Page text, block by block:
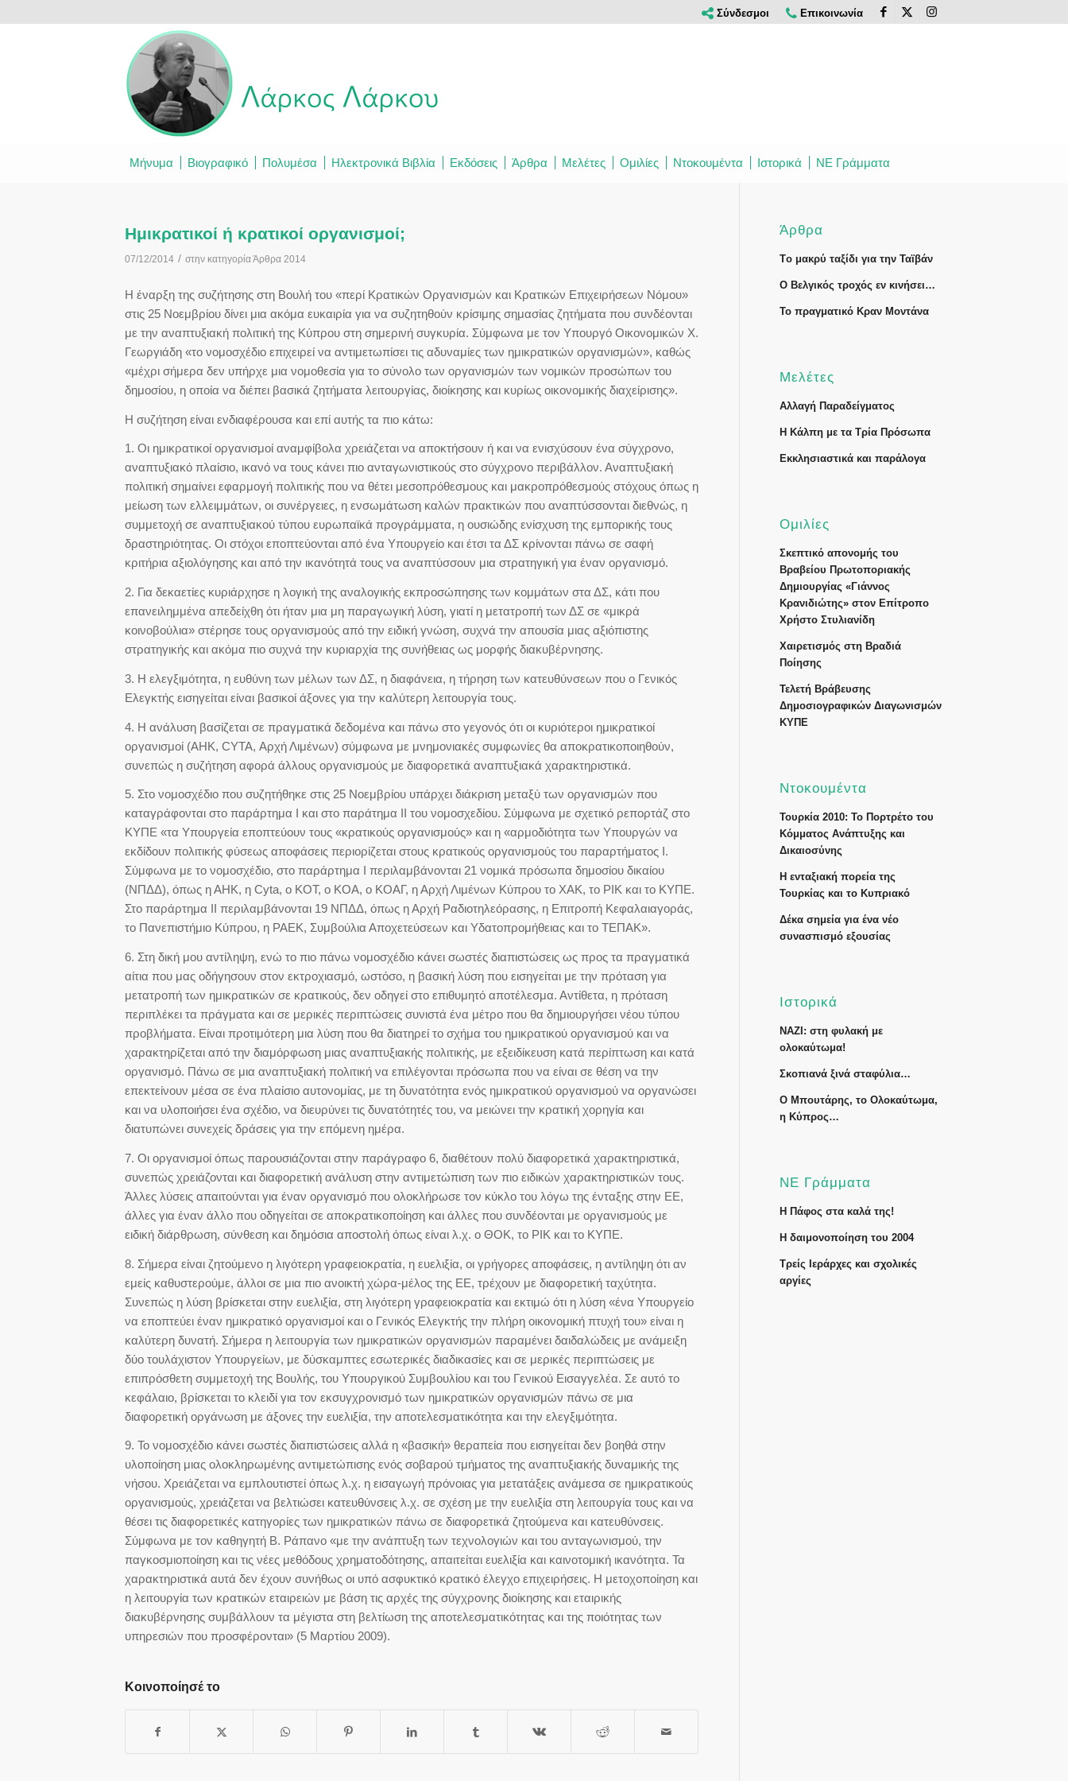
Σύνδεσμοι Επικοινωνία
Μήνυμα Βιογραφικό Πολυμέσα Ηλεκτρονικά Βιβλία Εκδόσεις Άρθρα Μελέτες Ομιλίες Ντοκουμέντα Ιστορικά ΝΕ Γράμματα
Ημικρατικοί ή κρατικοί οργανισμοί;
07/12/2014 / στην κατηγορίαΆρθρα 2014
Η έναρξη της συζήτησης στη Βουλή του «περί Κρατικών Οργανισμών και Κρατικών Επιχειρήσεων Νόμου»
στις 25 Νοεμβρίου δίνει μια ακόμα ευκαιρία για να συζητηθούν κρίσιμης σημασίας ζητήματα που συνδέονται
με την αναπτυξιακή πολιτική της Κύπρου στη σημερινή συγκυρία. Σύμφωνα με τον Υπουργό Οικονομικών Χ.
Γεωργιάδη «το νομοσχέδιο επιχειρεί να αντιμετωπίσει τις αδυναμίες των ημικρατικών οργανισμών», καθώς
«μέχρι σήμερα δεν υπήρχε μια νομοθεσία για το σύνολο των οργανισμών των νομικών προσώπων του
δημοσίου, η οποία να διέπει βασικά ζητήματα λειτουργίας, διοίκησης και κυρίως οικονομικής διαχείρισης».
Η συζήτηση είναι ενδιαφέρουσα και επί αυτής τα πιο κάτω:
1. Οι ημικρατικοί οργανισμοί αναμφίβολα χρειάζεται να αποκτήσουν ή και να ενισχύσουν ένα σύγχρονο,
αναπτυξιακό πλαίσιο, ικανό να τους κάνει πιο ανταγωνιστικούς στο σύγχρονο περιβάλλον. Αναπτυξιακή
πολιτική σημαίνει εφαρμογή πολιτικής που να θέτει μεσοπρόθεσμους και μακροπρόθεσμούς στόχους όπως η
μείωση των ελλειμμάτων, οι συνέργειες, η ενσωμάτωση καλών πρακτικών που αναπτύσσονται διεθνώς, η
συμμετοχή σε αναπτυξιακού τύπου ευρωπαϊκά προγράμματα, η ουσιώδης ενίσχυση της εμπορικής τους
δραστηριότητας. Οι στόχοι εποπτεύονται από ένα Υπουργείο και έτσι τα ΔΣ κρίνονται πάνω σε σαφή
κριτήρια αξιολόγησης και από την ικανότητά τους να αναπτύσσουν μια στρατηγική για έναν οργανισμό.
2. Για δεκαετίες κυριάρχησε η λογική της αναλογικής εκπροσώπησης των κομμάτων στα ΔΣ, κάτι που
επανειλημμένα απεδείχθη ότι ήταν μια μη παραγωγική λύση, γιατί η μετατροπή των ΔΣ σε «μικρά
κοινοβούλια» στέρησε τους οργανισμούς από την ειδική γνώση, συχνά την απουσία μιας αξιόπιστης
στρατηγικής και ακόμα πιο συχνά την κυριαρχία της συνήθειας ως μορφής διακυβέρνησης.
3. Η ελεγξιμότητα, η ευθύνη των μέλων των ΔΣ, η διαφάνεια, η τήρηση των κατευθύνσεων που ο Γενικός
Ελεγκτής εισηγείται είναι βασικοί άξονες για την καλύτερη λειτουργία τους.
4. Η ανάλυση βασίζεται σε πραγματικά δεδομένα και πάνω στο γεγονός ότι οι κυριότεροι ημικρατικοί
οργανισμοί (ΑΗΚ, CYTA, Αρχή Λιμένων) σύμφωνα με μνημονιακές συμφωνίες θα αποκρατικοποιηθούν,
συνεπώς η συζήτηση αφορά άλλους οργανισμούς με διαφορετικά αναπτυξιακά χαρακτηριστικά.
5. Στο νομοσχέδιο που συζητήθηκε στις 25 Νοεμβρίου υπάρχει διάκριση μεταξύ των οργανισμών που
καταγράφονται στο παράρτημα Ι και στο παράτημα ΙΙ του νομοσχεδίου. Σύμφωνα με σχετικό ρεπορτάζ στο
ΚΥΠΕ «τα Υπουργεία εποπτεύουν τους «κρατικούς οργανισμούς» και η «αρμοδιότητα των Υπουργών να
εκδίδουν πολιτικής φύσεως αποφάσεις περιορίζεται στους κρατικούς οργανισμούς του παραρτήματος Ι.
Σύμφωνα με το νομοσχέδιο, στο παράρτημα Ι περιλαμβάνονται 21 νομικά πρόσωπα δημοσίου δικαίου
(ΝΠΔΔ), όπως η ΑΗΚ, η Cyta, ο ΚΟΤ, o KOA, o ΚΟΑΓ, η Αρχή Λιμένων Κύπρου το ΧΑΚ, το ΡΙΚ και το ΚΥΠΕ.
Στο παράρτημα ΙΙ περιλαμβάνονται 19 ΝΠΔΔ, όπως η Αρχή Ραδιοτηλεόρασης, η Επιτροπή Κεφαλαιαγοράς,
το Πανεπιστήμιο Κύπρου, η ΡΑΕΚ, Συμβούλια Αποχετεύσεων και Υδατοπρομήθειας και το ΤΕΠΑΚ».
6. Στη δική μου αντίληψη, ενώ το πιο πάνω νομοσχέδιο κάνει σωστές διαπιστώσεις ως προς τα πραγματικά
αίτια που μας οδήγησουν στον εκτροχιασμό, ωστόσο, η βασική λύση που εισηγείται με την πρόταση για
μετατροπή των ημικρατικών σε κρατικούς, δεν οδηγεί στο επιθυμητό αποτέλεσμα. Αντίθετα, η πρόταση
περιπλέκει τα πράγματα και σε μερικές περιπτώσεις συνιστά ένα μέτρο που θα δημιουργήσει νέου τύπου
προβλήματα. Είναι προτιμότερη μια λύση που θα διατηρεί το σχήμα του ημικρατικού οργανισμού και να
χαρακτηρίζεται από την διαμόρφωση μιας αναπτυξιακής πολιτικής, με εξειδίκευση κατά περίπτωση και κατά
οργανισμό. Πάνω σε μια αναπτυξιακή πολιτική να επιλέγονται πρόσωπα που να είναι σε θέση να την
επεκτείνουν μέσα σε ένα πλαίσιο αυτονομίας, με τη δυνατότητα ενός ημικρατικού οργανισμού να οργανώσει
και να υλοποιήσει ένα σχέδιο, να διευρύνει τις δυνατότητές του, να μειώνει την κρατική χορηγία και
διατυπώνει συνεχείς δράσεις για την επόμενη ημέρα.
7. Οι οργανισμοί όπως παρουσιάζονται στην παράγραφο 6, διαθέτουν πολύ διαφορετικά χαρακτηριστικά,
συνεπώς χρειάζονται και διαφορετική ανάλυση στην αντιμετώπιση των πιο ειδικών χαρακτηριστικών τους.
Άλλες λύσεις απαιτούνται για έναν οργανισμό που ολοκλήρωσε τον κύκλο του λόγω της ένταξης στην ΕΕ,
άλλες για έναν άλλο που οδηγείται σε αποκρατικοποίηση και άλλες που συνδέονται με οργανισμούς με
ειδική διάρθρωση, σύνθεση και δημόσια αποστολή όπως είναι λ.χ. ο ΘΟΚ, το ΡΙΚ και το ΚΥΠΕ.
8. Σήμερα είναι ζητούμενο η λιγότερη γραφειοκρατία, η ευελιξία, οι γρήγορες αποφάσεις, η αντίληψη ότι αν
εμείς καθυστερούμε, άλλοι σε μια πιο ανοικτή χώρα-μέλος της ΕΕ, τρέχουν με διαφορετική ταχύτητα.
Συνεπώς η λύση βρίσκεται στην ευελιξία, στη λιγότερη γραφειοκρατία και εκτιμώ ότι η λύση «ένα Υπουργείο
να εποπτεύει έναν ημικρατικό οργανισμοί και ο Γενικός Ελεγκτής την πλήρη οικονομική πτυχή του» είναι η
καλύτερη δυνατή. Σήμερα η λειτουργία των ημικρατικών οργανισμών παραμένει δαιδαλώδεις με ανάμειξη
δύο τουλάχιστον Υπουργείων, με δύσκαμπτες εσωτερικές διαδικασίες και σε μερικές περιπτώσεις με
επιπρόσθετη συμμετοχή της Βουλής, του Υπουργικού Συμβουλίου και του Γενικού Εισαγγελέα. Σε αυτό το
κεφάλαιο, βρίσκεται το κλειδί για τον εκσυγχρονισμό των ημικρατικών οργανισμών πάνω σε μια
διαφορετική οργάνωση με άξονες την ευελιξία, την αποτελεσματικότητα και την ελεγξιμότητα.
9. Το νομοσχέδιο κάνει σωστές διαπιστώσεις αλλά η «βασική» θεραπεία που εισηγείται δεν βοηθά στην
υλοποίηση μιας ολοκληρωμένης αντιμετώπισης ενός σοβαρού τμήματος της αναπτυξιακής δυναμικής της
νήσου. Χρειάζεται να εμπλουτιστεί όπως λ.χ. η εισαγωγή πρόνοιας για μετατάξεις ανάμεσα σε ημικρατικούς
οργανισμούς, χρειάζεται να βελτιώσει κατευθύνσεις λ.χ. σε σχέση με την ευελιξία στη λειτουργία τους και να
θέσει τις διαφορετικές κατηγορίες των ημικρατικών πάνω σε διαφορετικά ζητούμενα και κατευθύνσεις.
Σύμφωνα με τον καθηγητή Β. Ράπανο «με την ανάπτυξη των τεχνολογιών και του ανταγωνισμού, την
παγκοσμιοποίηση και τις νέες μεθόδους χρηματοδότησης, απαιτείται ευελιξία και καινοτομική ικανότητα. Τα
χαρακτηριστικά αυτά δεν έχουν συνήθως οι υπό ασφυκτικό κρατικό έλεγχο επιχειρήσεις. Η μετοχοποίηση και
η λειτουργία των κρατικών εταιρειών με βάση τις αρχές της σύγχρονης διοίκησης και εταιρικής
διακυβέρνησης συμβάλλουν τα μέγιστα στη βελτίωση της αποτελεσματικότητας και της ποιότητας των
υπηρεσιών που προσφέρονται» (5 Μαρτίου 2009).
Κοινοποίησέ το
Άρθρα
Tο μακρύ ταξίδι για την Ταϊβάν
Ο Βελγικός τροχός εν κινήσει…
Το πραγματικό Κραν Μοντάνα
Μελέτες
Αλλαγή Παραδείγματος
Η Κάλπη με τα Τρία Πρόσωπα
Εκκλησιαστικά και παράλογα
Ομιλίες
Σκεπτικό απονομής του
Βραβείου Πρωτοποριακής
Δημιουργίας «Γιάννος
Κρανιδιώτης» στον Επίτροπο
Χρήστο Στυλιανίδη
Χαιρετισμός στη Βραδιά
Ποίησης
Τελετή Βράβευσης
Δημοσιογραφικών Διαγωνισμών
ΚΥΠΕ
Ντοκουμέντα
Τουρκία 2010: Το Πορτρέτο του
Κόμματος Ανάπτυξης και
Δικαιοσύνης
Η ενταξιακή πορεία της
Τουρκίας και το Κυπριακό
Δέκα σημεία για ένα νέο
συνασπισμό εξουσίας
Ιστορικά
ΝΑΖΙ: στη φυλακή με
ολοκαύτωμα!
Σκοπιανά ξινά σταφύλια…
Ο Μπουτάρης, το Ολοκαύτωμα,
η Κύπρος…
ΝΕ Γράμματα
Η Πάφος στα καλά της!
Η δαιμονοποίηση του 2004
Τρείς Ιεράρχες και σχολικές
αργίες